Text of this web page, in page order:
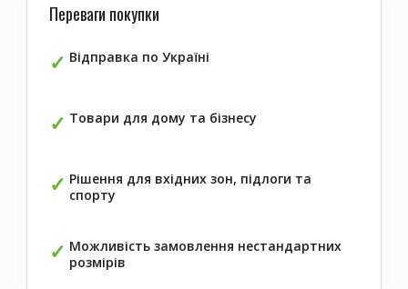
Переваги покупки
Відправка по Україні
Товари для дому та бізнесу
Рішення для вхідних зон, підлоги та
спорту
Можливість замовлення нестандартних
розмірів